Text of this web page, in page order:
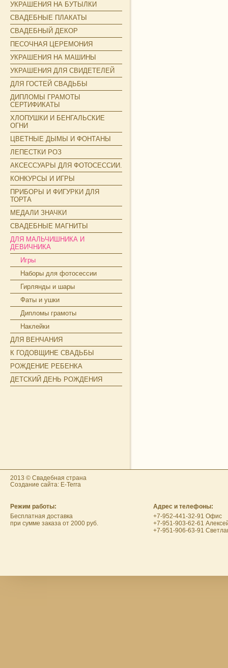
УКРАШЕНИЯ НА БУТЫЛКИ
СВАДЕБНЫЕ ПЛАКАТЫ
СВАДЕБНЫЙ ДЕКОР
ПЕСОЧНАЯ ЦЕРЕМОНИЯ
УКРАШЕНИЯ НА МАШИНЫ
УКРАШЕНИЯ ДЛЯ СВИДЕТЕЛЕЙ
ДЛЯ ГОСТЕЙ СВАДЬБЫ
ДИПЛОМЫ ГРАМОТЫ
СЕРТИФИКАТЫ
ХЛОПУШКИ И БЕНГАЛЬСКИЕ
ОГНИ
ЦВЕТНЫЕ ДЫМЫ И ФОНТАНЫ
ЛЕПЕСТКИ РОЗ
АКСЕССУАРЫ ДЛЯ ФОТОСЕССИИ.
КОНКУРСЫ И ИГРЫ
ПРИБОРЫ И ФИГУРКИ ДЛЯ
ТОРТА
МЕДАЛИ ЗНАЧКИ
СВАДЕБНЫЕ МАГНИТЫ
ДЛЯ МАЛЬЧИШНИКА И
ДЕВИЧНИКА
Игры
Наборы для фотосессии
Гирлянды и шары
Фаты и ушки
Дипломы грамоты
Наклейки
ДЛЯ ВЕНЧАНИЯ
К ГОДОВЩИНЕ СВАДЬБЫ
РОЖДЕНИЕ РЕБЕНКА
ДЕТСКИЙ ДЕНЬ РОЖДЕНИЯ
2013 © Свадебная страна
Создание сайта: E-Terra
Режим работы:
Бесплатная доставка
при сумме заказа от 2000 руб.
Адрес и телефоны:
+7-952-441-32-91 Офис
+7-951-903-62-61
+7-951-906-63-91